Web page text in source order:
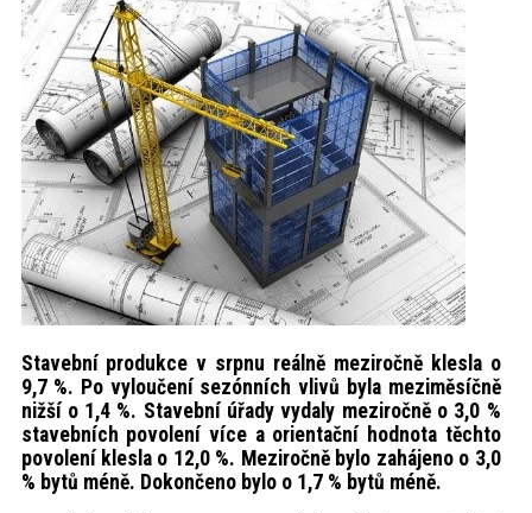
Prodejní
akce
ProfiMag
Kontakt
Stavební produkce v srpnu reálně meziročně klesla o
9,7 %. Po vyloučení sezónních vlivů byla meziměsíčně
nižší o 1,4 %. Stavební úřady vydaly meziročně o 3,0 %
stavebních povolení více a orientační hodnota těchto
povolení klesla o 12,0 %. Meziročně bylo zahájeno o 3,0
% bytů méně. Dokončeno bylo o 1,7 % bytů méně.